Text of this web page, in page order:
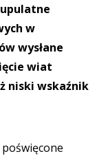
w
wysłane
wiat
niski wskaźnik